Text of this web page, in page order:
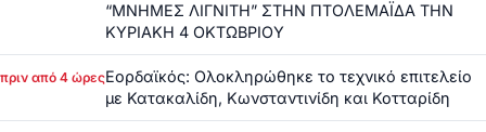
“ΜΝΗΜΕΣ ΛΙΓΝΙΤΗ” ΣΤΗΝ ΠΤΟΛΕΜΑΪΔΑ ΤΗΝ
ΚΥΡΙΑΚΗ 4 ΟΚΤΩΒΡΙΟΥ
πριν από 4 ώρεςΕορδαϊκός: Ολοκληρώθηκε το τεχνικό επιτελείο
με Κατακαλίδη, Κωνσταντινίδη και Κοτταρίδη